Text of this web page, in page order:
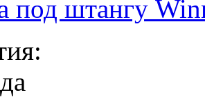
под штангу